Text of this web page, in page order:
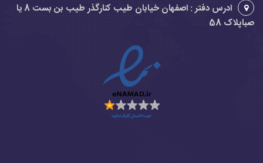
ادرس دفتر : اصفهان خیابان طیب کنارگذر طیب بن بست 8 یا
صباپلاک 58